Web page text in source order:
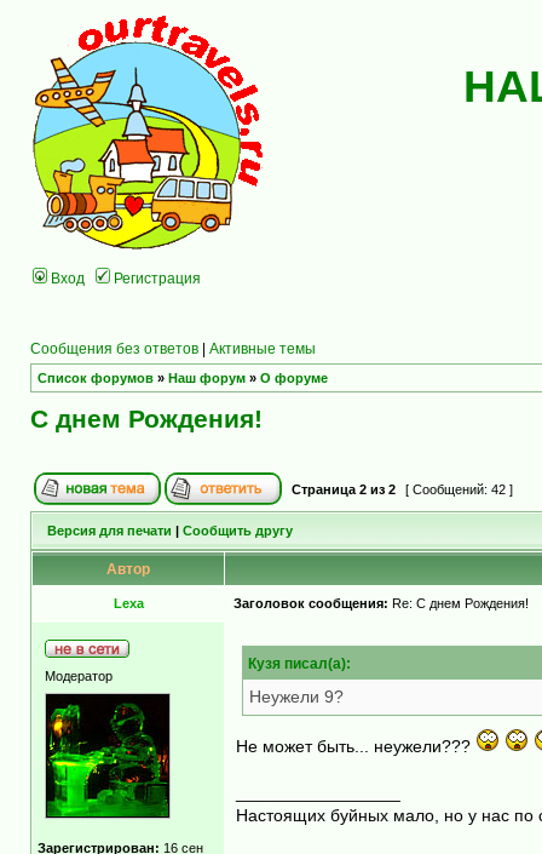
Вход Регистрация
Сообщения без ответов | Активные темы
Список форумов » Наш форум » О форуме
С днем Рождения!
Страница 2 из 2 [ Сообщений: 42 ]
Версия для печати | Сообщить другу
Автор
Lexa Заголовок сообщения: Re: С днем Рождения!
Модератор
Зарегистрирован: 16 сен
Кузя писал(а):
Неужели 9?
Не может быть... неужели???
Настоящих буйных мало, но у нас по